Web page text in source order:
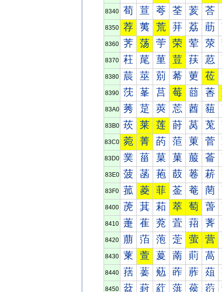
8340 荀 荁 荂 荃 荄 荅
8350 荐 荑 荒 荓 荔 荕
8360 荠 荡 荢 荣 荤 荥
8370 荰 荱 荲 荳 荴 荵
8380 莀 莁 莂 莃 莄 莅
8390 莐 莑 莒 莓 莔 莕
83A0 莠 莡 莢 莣 莤 莥
83B0 莰 莱 莲 莳 莴 莵
83C0 菀 菁 菂 菃 菄 菅
83D0 菐 菑 菒 菓 菔 菕
83E0 菠 菡 菢 菣 菤 菥
83F0 菰 菱 菲 菳 菴 菵
8400 萀 萁 萂 萃 萄 萅
8410 萐 萑 萒 萓 萔 萕
8420 萠 萡 萢 萣 萤 营
8430 萰 萱 萲 萳 萴 萵
8440 葀 葁 葂 葃 葄 葅
8450 葐 葑 葒 葓 葔 葕